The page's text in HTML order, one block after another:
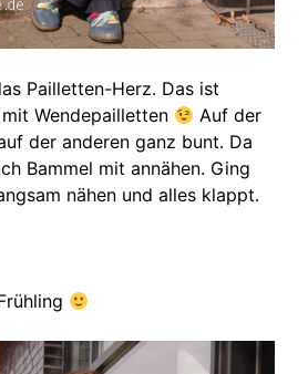
Pailletten-Herz. Das ist
Wendepailletten
Auf der
der anderen ganz bunt. Da
Bammel mit annähen. Ging
nähen und alles klappt.